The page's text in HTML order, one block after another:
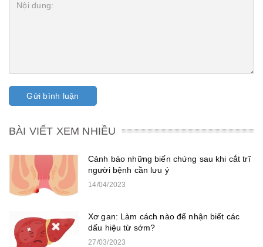
Gửi bình luận
BÀI VIẾT XEM NHIỀU
Cảnh báo những biến chứng sau khi cắt trĩ
người bệnh cần lưu ý
14/04/2023
Xơ gan: Làm cách nào để nhận biết các
dấu hiệu từ sớm?
27/03/2023